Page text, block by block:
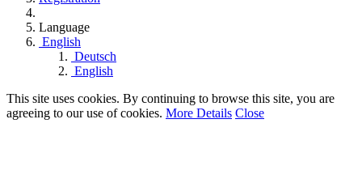
Language
English
Deutsch
English
This site uses cookies. By continuing to browse this site, you are
agreeing to our use of cookies. More Details Close